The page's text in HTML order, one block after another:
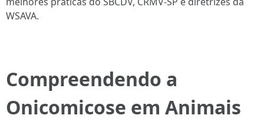
WSAVA.
Compreendendo a
Onicomicose em Animais